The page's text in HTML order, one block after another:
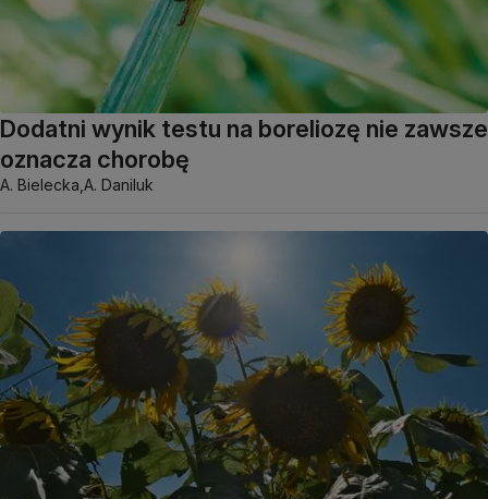
Dodatni wynik testu na boreliozę nie zawsze
oznacza chorobę
A. Bielecka, A. Daniluk